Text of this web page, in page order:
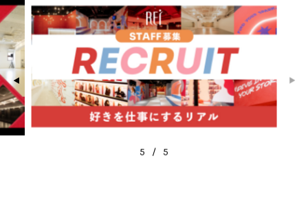
◀ ▶
5 / 5